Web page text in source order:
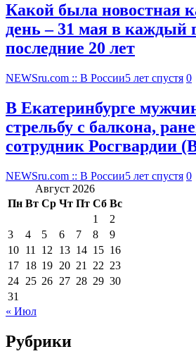
Какой была новостная
день – 31 мая в каждый
последние 20 лет
NEWSru.com :: В России5 лет спустя 0
В Екатеринбурге
стрельбу с балкона,
сотрудник Росгвардии
NEWSru.com :: В России5 лет спустя 0
Август 2026
Пн Вт Ср Чт Пт Сб Вс
1
2
3
4 5 6 7 8
9
10 11 12 13 14 15 16
17 18 19 20 21 22 23
24 25 26 27 28 29 30
31
« Июл
Рубрики